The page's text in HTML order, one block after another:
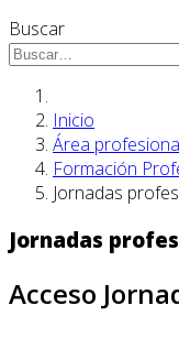
Buscar
Inicio
Área
Formación
Jornadas
Jornadas
Acceso